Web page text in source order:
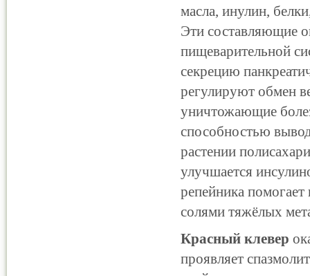
масла, инулин,
Эти составляющие
пищеварительной
секрецию
регулируют обмен
уничтожающие
способностью
растении
улучшается
репейника
солями тяжёлых
Красный клевер
проявляет